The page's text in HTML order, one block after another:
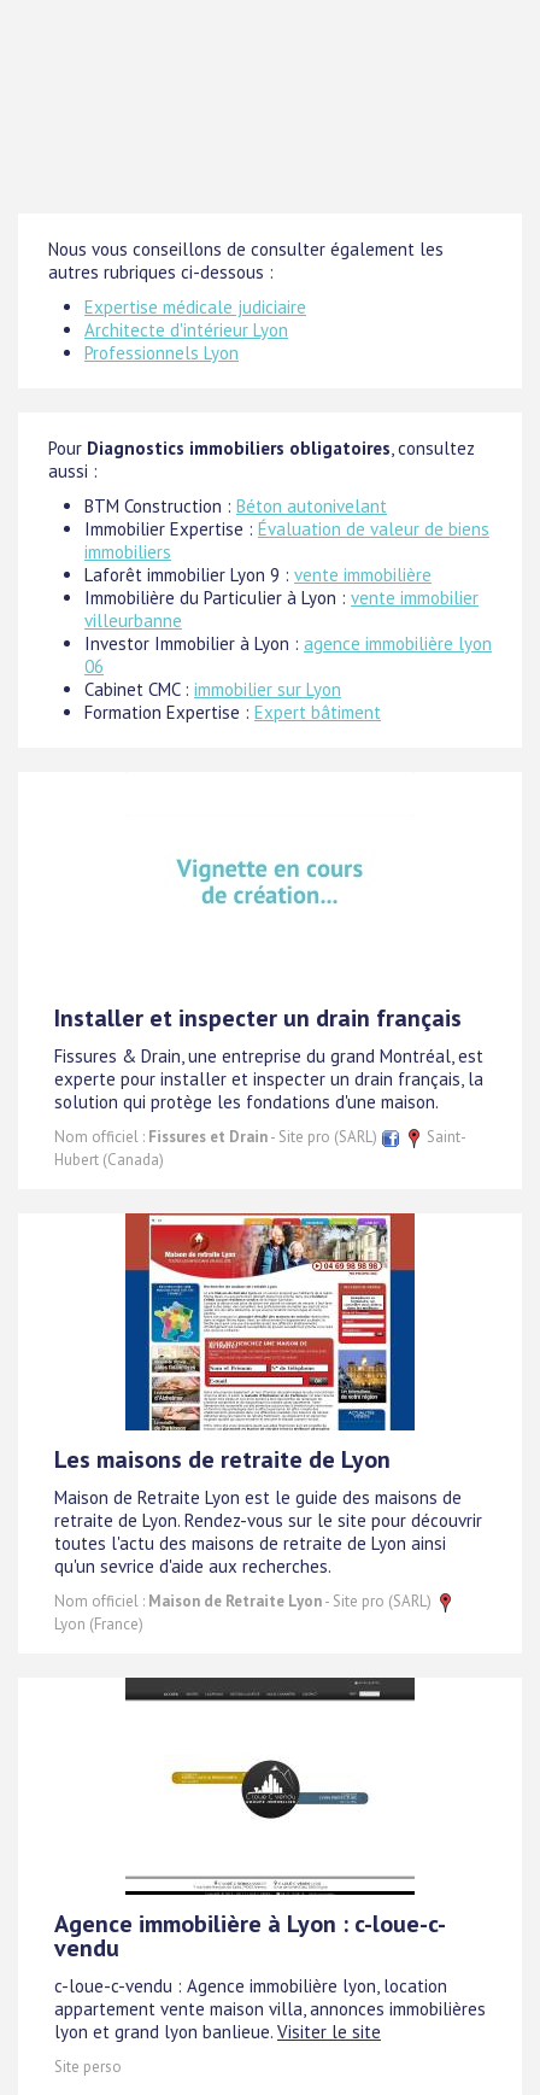
Nous vous conseillons de consulter également les
autres rubriques ci-dessous :
Expertise médicale judiciaire
Architecte d'intérieur Lyon
Professionnels Lyon
Pour Diagnostics immobiliers obligatoires , consultez
aussi :
BTM Construction : Béton autonivelant
Immobilier Expertise : Évaluation de valeur de biens
immobiliers
Laforêt immobilier Lyon 9 : vente immobilière
Immobilière du Particulier à Lyon : vente immobilier
villeurbanne
Investor Immobilier à Lyon : agence immobilière lyon
06
Cabinet CMC : immobilier sur Lyon
Formation Expertise : Expert bâtiment
Installer et inspecter un drain français
Fissures & Drain, une entreprise du grand Montréal, est
experte pour installer et inspecter un drain français, la
solution qui protège les fondations d'une maison.
Nom officiel : Fissures et Drain- Site pro (SARL)
Saint-
Hubert (Canada)
Les maisons de retraite de Lyon
Maison de Retraite Lyon est le guide des maisons de
retraite de Lyon. Rendez-vous sur le site pour découvrir
toutes l'actu des maisons de retraite de Lyon ainsi
qu'un sevrice d'aide aux recherches.
Nom officiel : Maison de Retraite Lyon- Site pro (SARL)
Lyon (France)
Agence immobilière à Lyon : c-loue-c-
vendu
c-loue-c-vendu : Agence immobilière lyon, location
appartement vente maison villa, annonces immobilières
lyon et grand lyon banlieue. Visiter le site
Site perso